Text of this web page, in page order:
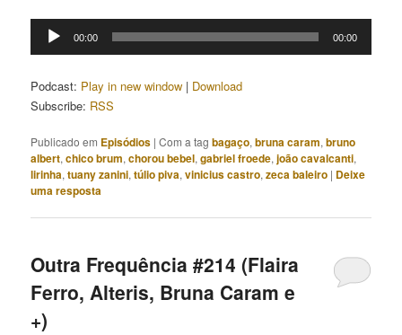
Tocador
00:00 00:00
Podcast: Play in new window | Download
Subscribe: RSS
Publicado em Episódios |Com a tagbagaço,bruna caram,bruno
albert,chico brum,chorou bebel,gabriel froede,joão cavalcanti,
lirinha,tuany zanini,túlio piva,vinicius castro,zeca baleiro | Deixe
uma resposta
Outra Frequência #214 (Flaira
Ferro, Alteris, Bruna Caram e
+)